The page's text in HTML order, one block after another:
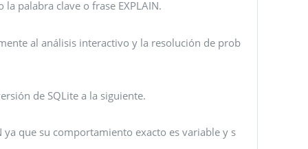
palabra clave o frase EXPLAIN.
al análisis interactivo y la resolución de prob
de SQLite a la siguiente.
ya que su comportamiento exacto es variable y s